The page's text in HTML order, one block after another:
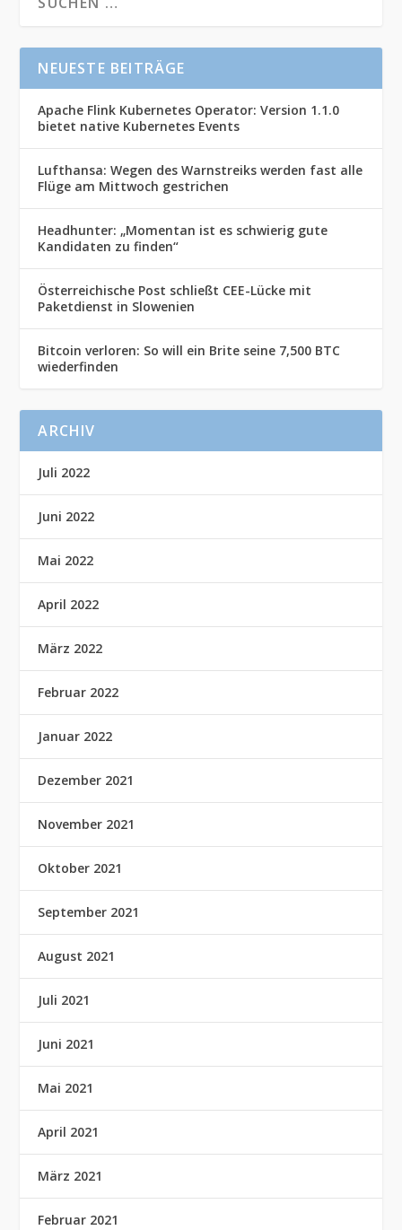
NEUESTE BEITRÄGE
Apache Flink Kubernetes Operator: Version 1.1.0
bietet native Kubernetes Events
Lufthansa: Wegen des Warnstreiks werden fast alle
Flüge am Mittwoch gestrichen
Headhunter: „Momentan ist es schwierig gute
Kandidaten zu finden“
Österreichische Post schließt CEE-Lücke mit
Paketdienst in Slowenien
Bitcoin verloren: So will ein Brite seine 7,500 BTC
wiederfinden
ARCHIV
Juli 2022
Juni 2022
Mai 2022
April 2022
März 2022
Februar 2022
Januar 2022
Dezember 2021
November 2021
Oktober 2021
September 2021
August 2021
Juli 2021
Juni 2021
Mai 2021
April 2021
März 2021
Februar 2021